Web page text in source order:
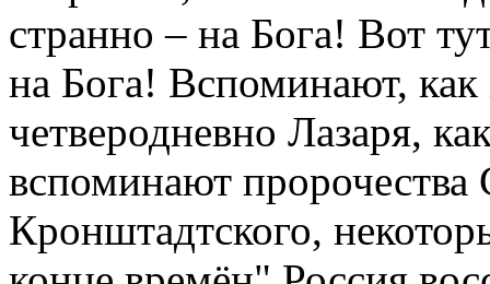
странно – на Бога! Вот
на Бога! Вспоминают,
четверодневно Лазаря,
вспоминают
Кронштадтского,